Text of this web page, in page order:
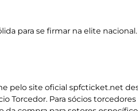
para se firmar na elite nacional.
pelo site oficial spfcticket.net
Torcedor. Para sócios